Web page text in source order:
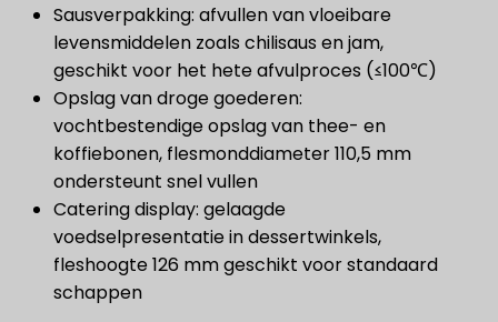
Sausverpakking: afvullen van vloeibare
levensmiddelen zoals chilisaus en jam,
geschikt voor het hete afvulproces (≤100℃)
Opslag van droge goederen:
vochtbestendige opslag van thee- en
koffiebonen, flesmonddiameter 110,5 mm
ondersteunt snel vullen
Catering display: gelaagde
voedselpresentatie in dessertwinkels,
fleshoogte 126 mm geschikt voor standaard
schappen